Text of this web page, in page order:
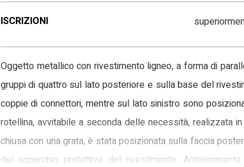
ISCRIZIONI
Oggetto metallico con rivestimento ligneo, a forma di
gruppi di quattro sul lato posteriore e sulla base del
coppie di connettori, mentre sul lato sinistro sono
rotellina, avvitabile a seconda delle necessità, realizzata
chiusa con una grata, è stata posizionata sulla faccia
del coperchio protettivo del rivestimento.